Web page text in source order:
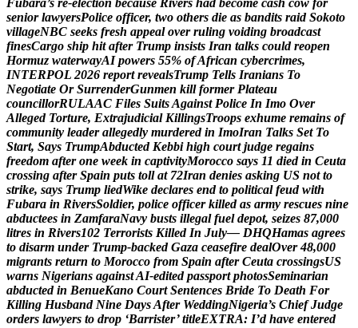
Fubara’s re-election because Rivers had become cash cow for
senior lawyersPolice officer, two others die as bandits raid Sokoto
villageNBC seeks fresh appeal over ruling voiding broadcast
finesCargo ship hit after Trump insists Iran talks could reopen
Hormuz waterwayAI powers 55% ofAfrican cybercrimes,
INTERPOL 2026 report revealsTrump Tells Iranians To
Negotiate Or SurrenderGunmen kill former Plateau
councillorRULAAC Files SuitsAgainst Police In Imo Over
Alleged Torture, Extrajudicial KillingsTroops exhume remains of
community leader allegedly murdered in ImoIran Talks Set To
Start, Says TrumpAbducted Kebbi high court judge regains
freedom after one week in captivityMorocco says 11 died in Ceuta
crossing after Spain puts toll at 72Iran denies asking US not to
strike, says Trump liedWike declares end to political feud with
Fubara in RiversSoldier, police officer killed as army rescues nine
abductees in ZamfaraNavy busts illegal fuel depot, seizes 87,000
litres in Rivers102 Terrorists Killed In July— DHQHamas agrees
to disarm under Trump-backed Gaza ceasefire dealOver 48,000
migrants return to Morocco from Spain after Ceuta crossingsUS
warns Nigerians againstAI-edited passport photosSeminarian
abducted in BenueKano Court Sentences Bride To Death For
Killing Husband Nine DaysAfter WeddingNigeria’s Chief Judge
orders lawyers to drop ‘Barrister’ titleEXTRA: I’d have entered